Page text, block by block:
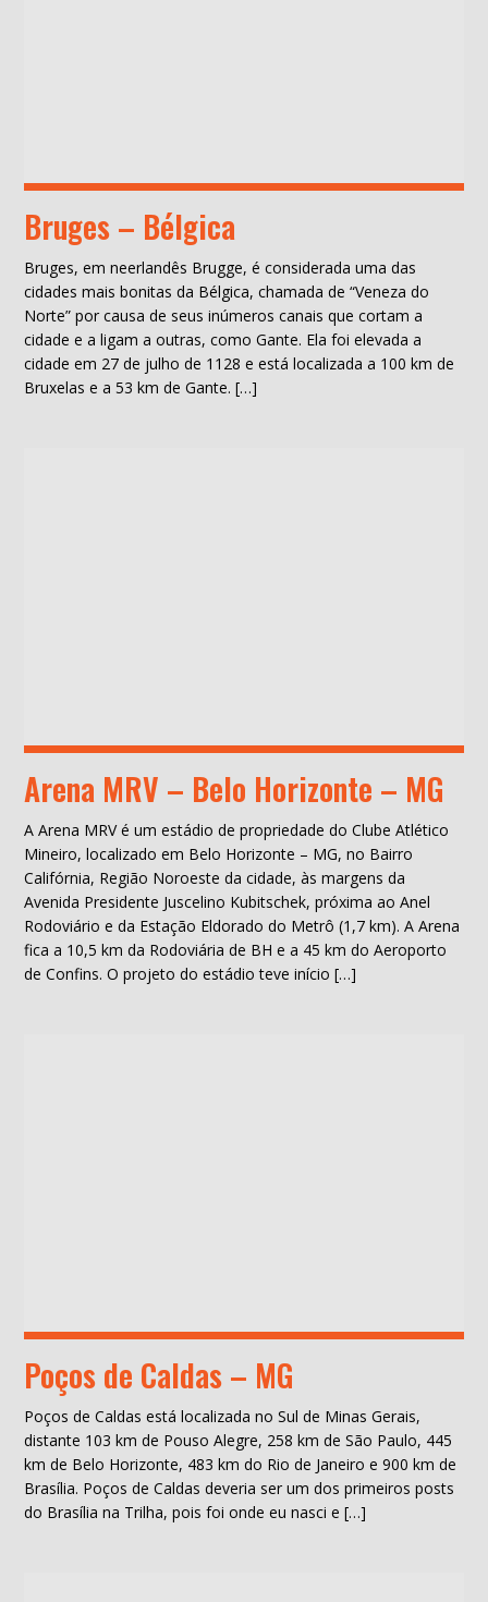
Bruges – Bélgica
Bruges, em neerlandês Brugge, é considerada uma das
cidades mais bonitas da Bélgica, chamada de “Veneza do
Norte” por causa de seus inúmeros canais que cortam a
cidade e a ligam a outras, como Gante. Ela foi elevada a
cidade em 27 de julho de 1128 e está localizada a 100 km de
Bruxelas e a 53 km de Gante. […]
Arena MRV – Belo Horizonte – MG
A Arena MRV é um estádio de propriedade do Clube Atlético
Mineiro, localizado em Belo Horizonte – MG, no Bairro
Califórnia, Região Noroeste da cidade, às margens da
Avenida Presidente Juscelino Kubitschek, próxima ao Anel
Rodoviário e da Estação Eldorado do Metrô (1,7 km). A Arena
fica a 10,5 km da Rodoviária de BH e a 45 km do Aeroporto
de Confins. O projeto do estádio teve início […]
Poços de Caldas – MG
Poços de Caldas está localizada no Sul de Minas Gerais,
distante 103 km de Pouso Alegre, 258 km de São Paulo, 445
km de Belo Horizonte, 483 km do Rio de Janeiro e 900 km de
Brasília. Poços de Caldas deveria ser um dos primeiros posts
do Brasília na Trilha, pois foi onde eu nasci e […]